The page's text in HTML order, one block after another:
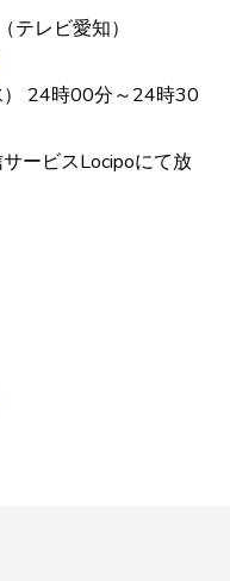
テレビ愛知）
24時00分～24時30
ービスLocipoにて放